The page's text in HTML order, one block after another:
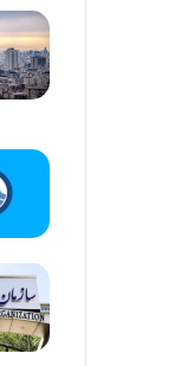
ر
ا
ن‌
خ
ر
ر
ت
و